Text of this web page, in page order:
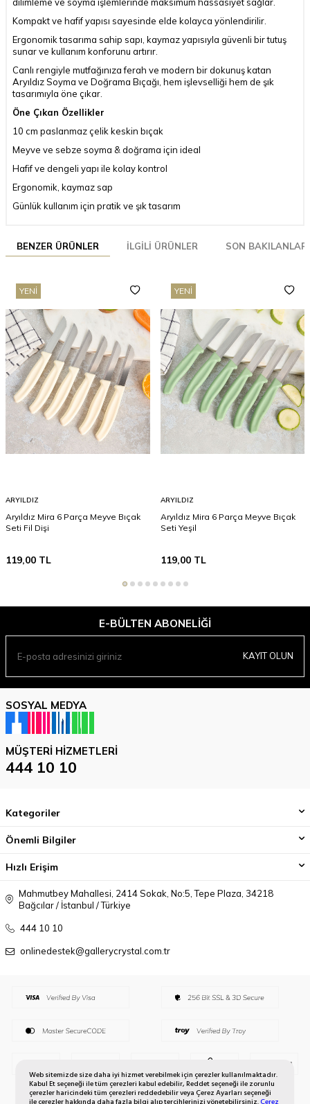
Web sitemizde size daha iyi hizmet verebilmek için çerezler kullanılmaktadır.
Kabul Et seçeneği ile tüm çerezleri kabul edebilir, Reddet seçeneği ile zorunlu
çerezler haricindeki tüm çerezleri reddedebilir veya Çerez Ayarları seçeneği
ile çerezler hakkında daha fazla bilgi alıp tercihlerinizi yönetebilirsiniz.Çerez
Kompakt ve hafif yapısı sayesinde elde kolayca yönlendirilir.
Ergonomik tasarıma sahip sapı, kaymaz yapısıyla güvenli bir tutuş
sunar ve kullanım konforunu artırır.
Canlı rengiyle mutfağınıza ferah ve modern bir dokunuş katan
Aryıldız Soyma ve Doğrama Bıçağı, hem işlevselliği hem de şık
tasarımıyla öne çıkar.
Öne Çıkan Özellikler
10 cm paslanmaz çelik keskin bıçak
Meyve ve sebze soyma & doğrama için ideal
Hafif ve dengeli yapı ile kolay kontrol
Ergonomik, kaymaz sap
Günlük kullanım için pratik ve şık tasarım
BENZER ÜRÜNLER İLGILI ÜRÜNLER SON BAKILANLAR
YENI
ARYILDIZ
Aryıldız Mira 6 Parça Meyve Bıçak
Seti Fil Dişi
119,00 TL
YENI
ARYILDIZ
Aryıldız Mira 6 Parça Meyve Bıçak
Seti Yeşil
119,00TL
E-BÜLTEN ABONELIĞI
KAYIT OLUN
SOSYAL MEDYA
MÜŞTERI HIZMETLERI
444 10 10
Kategoriler
Önemli Bilgiler
Hızlı Erişim
Mahmutbey Mahallesi, 2414 Sokak, No:5, Tepe Plaza, 34218
Bağcılar / İstanbul / Türkiye
444 10 10
onlinedestek@gallerycrystal.com.tr